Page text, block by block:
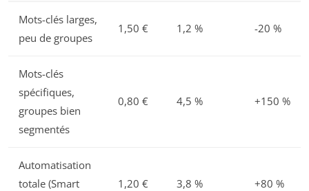
Mots-clés larges,
peu de groupes
1,50 € 1,2 % -20 %
Mots-clés
spécifiques,
groupes bien
segmentés
0,80 € 4,5 % +150 %
Automatisation
totale (Smart
1,20 € 3,8 % +80 %